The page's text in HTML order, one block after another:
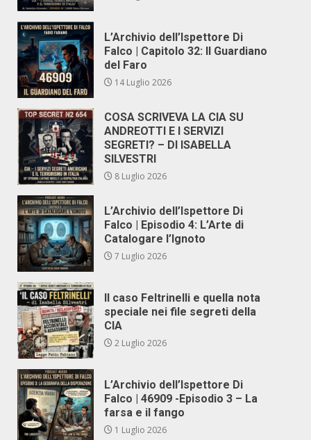
L’Archivio dell’Ispettore Di
Falco | Capitolo 32: Il Guardiano
del Faro
14 Luglio 2026
COSA SCRIVEVA LA CIA SU
ANDREOTTI E I SERVIZI
SEGRETI? – DI ISABELLA
SILVESTRI
8 Luglio 2026
L’Archivio dell’Ispettore Di
Falco | Episodio 4: L’Arte di
Catalogare l’Ignoto
7 Luglio 2026
Il caso Feltrinelli e quella nota
speciale nei file segreti della
CIA
2 Luglio 2026
L’Archivio dell’Ispettore Di
Falco | 46909 -Episodio 3 – La
farsa e il fango
1 Luglio 2026